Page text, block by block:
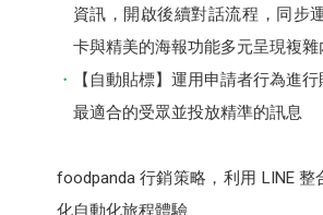
資訊，開啟後續對話流程，同步
卡與精美的海報功能多元呈現複雜
【自動貼標】運用申請者行為進
最適合的受眾並投放精準的訊息
foodpanda 行銷策略，利用 LINE 整
化自動化旅程體驗